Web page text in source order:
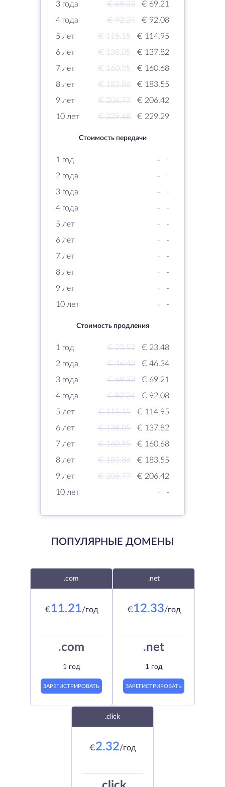
3 года
€ 69.33
€ 69.21
4 года
€ 92.24
€ 92.08
5 лет
€ 115.15
€ 114.95
6 лет
€ 138.05
€ 137.82
7 лет
€ 160.95
€ 160.68
8 лет
€ 183.86
€ 183.55
9 лет
€ 206.77
€ 206.42
10 лет
€ 229.68 € 229.29
Стоимость передачи
1 год -
-
2 года
-
-
3 года
-
-
4 года
-
-
5 лет
-
-
6 лет
-
-
7 лет
-
-
8 лет
-
-
9 лет
-
-
10 лет
- -
Стоимость продления
1 год € 23.52
€ 23.48
2 года
€ 46.42
€ 46.34
3 года
€ 69.33
€ 69.21
4 года
€ 92.24
€ 92.08
5 лет
€ 115.15
€ 114.95
6 лет
€ 138.05
€ 137.82
7 лет
€ 160.95
€ 160.68
8 лет
€ 183.86
€ 183.55
9 лет
€ 206.77
€ 206.42
10 лет
- -
ПОПУЛЯРНЫЕ ДОМЕНЫ
.com
€11.21/год
.com
1 год
ЗАРЕГИСТРИРОВАТЬ
.net
€12.33/год
.net
1 год
ЗАРЕГИСТРИРОВАТЬ
.click
€2.32/год